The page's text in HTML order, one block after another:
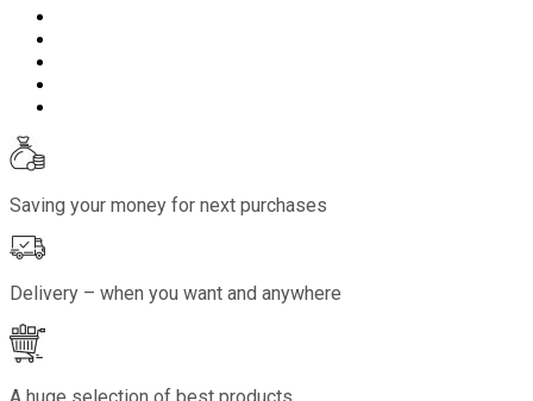
Saving your money for next purchases
Delivery – when you want and anywhere